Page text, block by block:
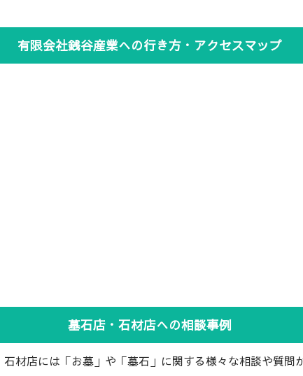
有限会社銭谷産業への行き方・アクセスマップ
墓石店・石材店への相談事例
材店には「お墓」や「墓石」に関する様々な相談や質問